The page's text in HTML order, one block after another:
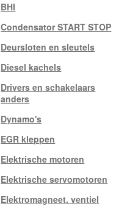
BHI
Condensator START STOP
Deursloten en sleutels
Diesel kachels
Drivers en schakelaars
anders
Dynamo's
EGR kleppen
Elektrische motoren
Elektrische servomotoren
Elektromagneet. ventiel